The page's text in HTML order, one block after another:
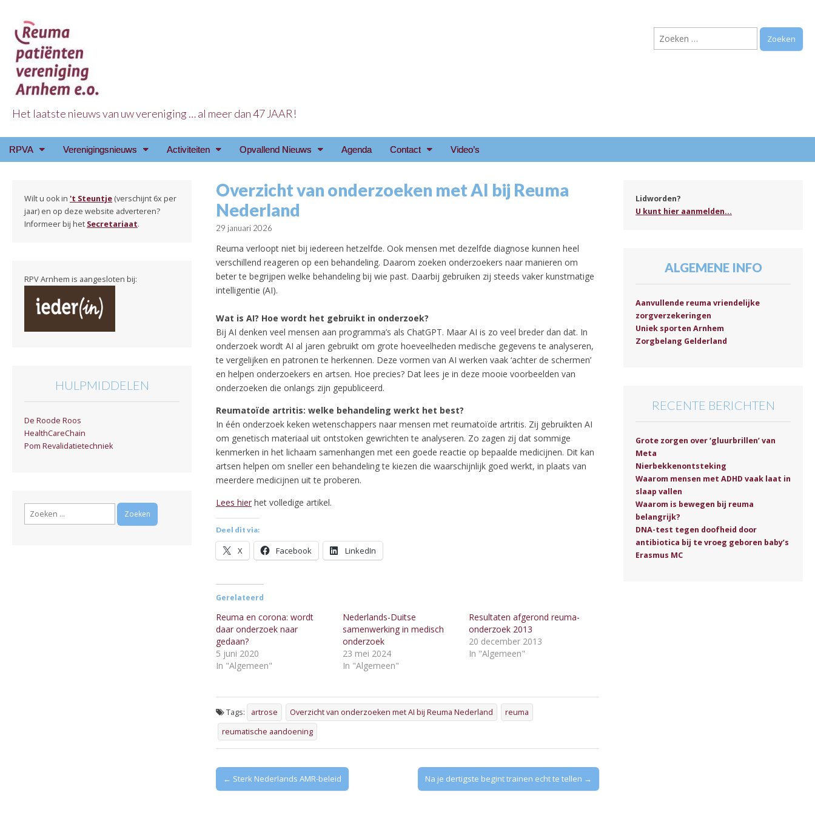
Reuma Patienten Vereniging Arnhem e.o.
Het laatste nieuws van uw vereniging … al meer dan 47 JAAR!
Zoeken
naar:
Main
Skip
RPVA Verenigingsnieuws Activiteiten Opvallend Nieuws Agenda Contact Video’s
Overzicht van onderzoeken met AI bij Reuma
Nederland
29 januari 2026
Reuma verloopt niet bij iedereen hetzelfde. Ook mensen met dezelfde diagnose kunnen heel
verschillend reageren op een behandeling. Daarom zoeken onderzoekers naar manieren om
beter te begrijpen welke behandeling bij wie past. Daarbij gebruiken zij steeds vaker kunstmatige
intelligentie (AI).
Wat is AI? Hoe wordt het gebruikt in onderzoek?
Bij AI denken veel mensen aan programma’s als ChatGPT. Maar AI is zo veel breder dan dat. In
onderzoek wordt AI al jaren gebruikt om grote hoeveelheden medische gegevens te analyseren,
te vergelijken en patronen te herkennen. Deze vormen van AI werken vaak ‘achter de schermen’
en helpen onderzoekers en artsen. Hoe precies? Dat lees je in deze mooie voorbeelden van
onderzoeken die onlangs zijn gepubliceerd.
Reumatoïde artritis: welke behandeling werkt het best?
In één onderzoek keken wetenschappers naar mensen met reumatoïde artritis. Zij gebruikten AI
om genetisch materiaal uit ontstoken gewrichten te analyseren. Zo zagen zij dat sommige
kenmerken in het lichaam samenhangen met een goede reactie op bepaalde medicijnen. Dit kan
artsen helpen om sneller een behandeling te kiezen die waarschijnlijk goed werkt, in plaats van
meerdere medicijnen uit te proberen.
Lees hier het volledige artikel.
Deel dit via:
X Facebook LinkedIn
Gerelateerd
Reuma en corona: wordt
daar onderzoek naar
gedaan?
5 juni 2020
In "Algemeen"
Nederlands-Duitse
samenwerking in medisch
onderzoek
23 mei 2024
In "Algemeen"
Resultaten afgerond reuma-
onderzoek 2013
20 december 2013
In "Algemeen"
Tags: artrose Overzicht van onderzoeken met AI bij Reuma Nederland
reuma
reumatische aandoening
Post
navigation
← Sterk Nederlands AMR-beleid Na je dertigste begint trainen echt te tellen →
Wilt u ook in 't Steuntje (verschijnt 6x per
jaar) en op deze website adverteren?
Informeer bij het Secretariaat.
RPV Arnhem is aangesloten bij:
HULPMIDDELEN
De Roode Roos
HealthCareChain
Pom Revalidatietechniek
Zoeken
Lidworden?
U kunt hier aanmelden...
ALGEMENE INFO
Aanvullende reuma vriendelijke
zorgverzekeringen
Uniek sporten Arnhem
Zorgbelang Gelderland
RECENTE BERICHTEN
Grote zorgen over ‘gluurbrillen’ van
Meta
Nierbekkenontsteking
Waarom mensen met ADHD vaak laat in
slaap vallen
Waarom is bewegen bij reuma
belangrijk?
DNA-test tegen doofheid door
antibiotica bij te vroeg geboren baby’s
Erasmus MC